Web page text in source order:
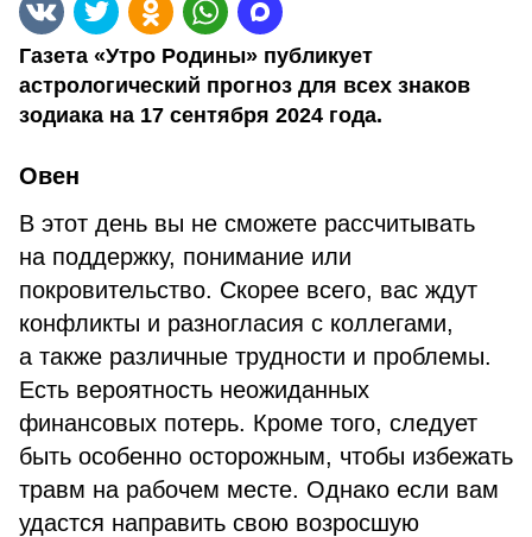
Газета «Утро Родины» публикует
астрологический прогноз для всех знаков
зодиака на 17 сентября 2024 года.
Овен
В этот день вы не сможете рассчитывать
на поддержку, понимание или
покровительство. Скорее всего, вас ждут
конфликты и разногласия с коллегами,
а также различные трудности и проблемы.
Есть вероятность неожиданных
финансовых потерь. Кроме того, следует
быть особенно осторожным, чтобы избежать
травм на рабочем месте. Однако если вам
удастся направить свою возросшую